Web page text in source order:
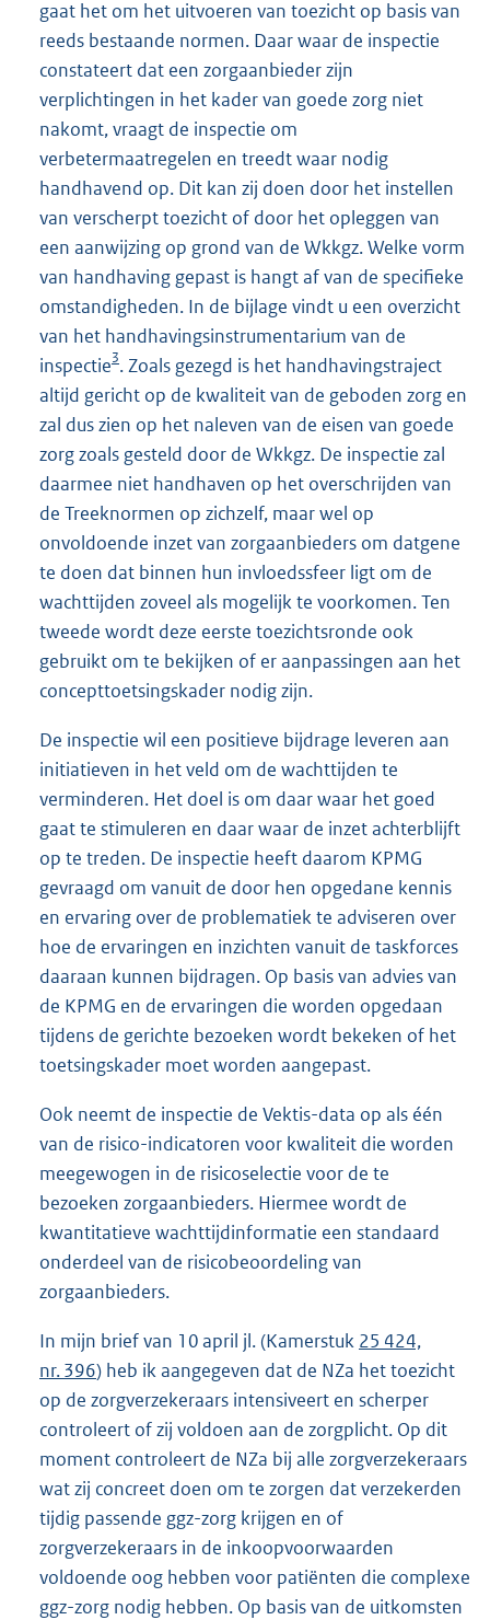
gaat het om het uitvoeren van toezicht op basis van
reeds bestaande normen. Daar waar de inspectie
constateert dat een zorgaanbieder zijn
verplichtingen in het kader van goede zorg niet
nakomt, vraagt de inspectie om
verbetermaatregelen en treedt waar nodig
handhavend op. Dit kan zij doen door het instellen
van verscherpt toezicht of door het opleggen van
een aanwijzing op grond van de Wkkgz. Welke vorm
van handhaving gepast is hangt af van de specifieke
omstandigheden. In de bijlage vindt u een overzicht
van het handhavingsinstrumentarium van de
inspectie3. Zoals gezegd is het handhavingstraject
altijd gericht op de kwaliteit van de geboden zorg en
zal dus zien op het naleven van de eisen van goede
zorg zoals gesteld door de Wkkgz. De inspectie zal
daarmee niet handhaven op het overschrijden van
de Treeknormen op zichzelf, maar wel op
onvoldoende inzet van zorgaanbieders om datgene
te doen dat binnen hun invloedssfeer ligt om de
wachttijden zoveel als mogelijk te voorkomen. Ten
tweede wordt deze eerste toezichtsronde ook
gebruikt om te bekijken of er aanpassingen aan het
concepttoetsingskader nodig zijn.
De inspectie wil een positieve bijdrage leveren aan
initiatieven in het veld om de wachttijden te
verminderen. Het doel is om daar waar het goed
gaat te stimuleren en daar waar de inzet achterblijft
op te treden. De inspectie heeft daarom KPMG
gevraagd om vanuit de door hen opgedane kennis
en ervaring over de problematiek te adviseren over
hoe de ervaringen en inzichten vanuit de taskforces
daaraan kunnen bijdragen. Op basis van advies van
de KPMG en de ervaringen die worden opgedaan
tijdens de gerichte bezoeken wordt bekeken of het
toetsingskader moet worden aangepast.
Ook neemt de inspectie de Vektis-data op als één
van de risico-indicatoren voor kwaliteit die worden
meegewogen in de risicoselectie voor de te
bezoeken zorgaanbieders. Hiermee wordt de
kwantitatieve wachttijdinformatie een standaard
onderdeel van de risicobeoordeling van
zorgaanbieders.
In mijn brief van 10 april jl. (Kamerstuk 25 424,
nr. 396) heb ik aangegeven dat de NZa het toezicht
op de zorgverzekeraars intensiveert en scherper
controleert of zij voldoen aan de zorgplicht. Op dit
moment controleert de NZa bij alle zorgverzekeraars
wat zij concreet doen om te zorgen dat verzekerden
tijdig passende ggz-zorg krijgen en of
zorgverzekeraars in de inkoopvoorwaarden
voldoende oog hebben voor patiënten die complexe
ggz-zorg nodig hebben. Op basis van de uitkomsten